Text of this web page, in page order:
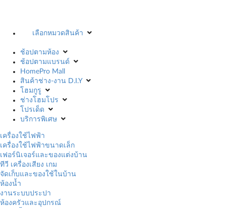
เลือกหมวดสินค้า
ช้อปตามห้อง
ช้อปตามแบรนด์
HomePro Mall
สินค้าช่าง-งาน D.I.Y
โฮมกูรู
ช่างโฮมโปร
โปรเด็ด
บริการพิเศษ
เครื่องใช้ไฟฟ้า
เครื่องใช้ไฟฟ้าขนาดเล็ก
เฟอร์นิเจอร์และของแต่งบ้าน
ทีวี เครื่องเสียง เกม
จัดเก็บและของใช้ในบ้าน
ห้องน้ำ
งานระบบประปา
ห้องครัวและอุปกรณ์